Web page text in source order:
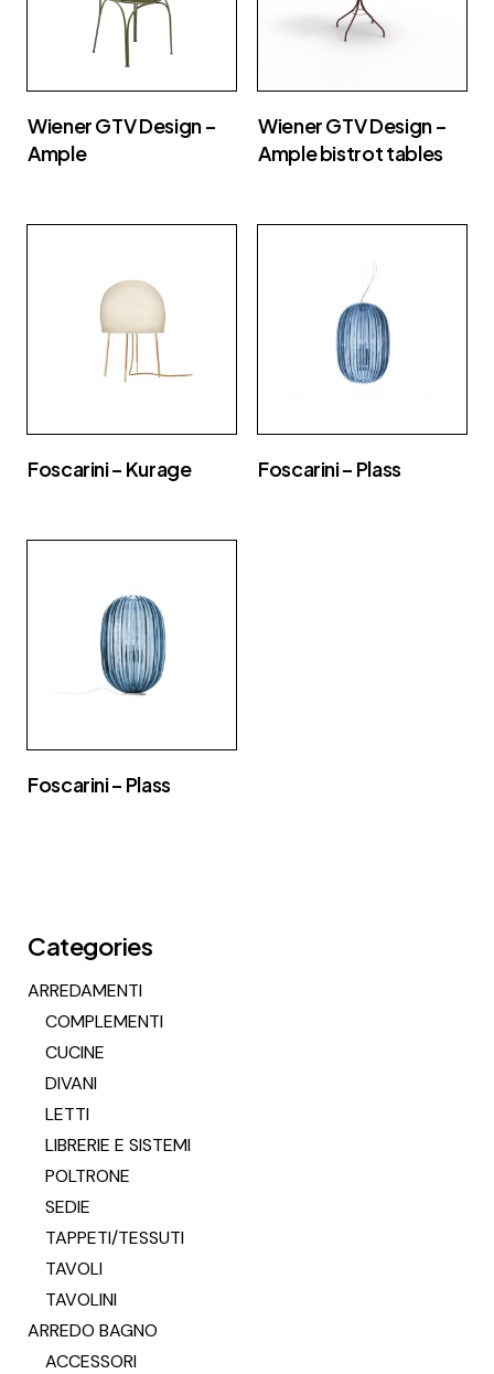
Wiener GTV Design –
Ample
Wiener GTV Design –
Ample bistrot tables
Foscarini – Kurage Foscarini – Plass
Foscarini – Plass
Categories
ARREDAMENTI
COMPLEMENTI
CUCINE
DIVANI
LETTI
LIBRERIE E SISTEMI
POLTRONE
SEDIE
TAPPETI/TESSUTI
TAVOLI
TAVOLINI
ARREDO BAGNO
ACCESSORI